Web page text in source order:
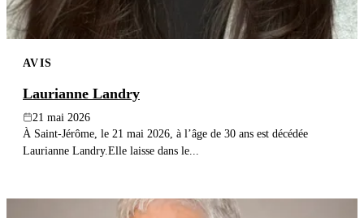
AVIS
Laurianne Landry
21 mai 2026
À Saint-Jérôme, le 21 mai 2026, à l’âge de 30 ans est décédée
Laurianne Landry.Elle laisse dans le...